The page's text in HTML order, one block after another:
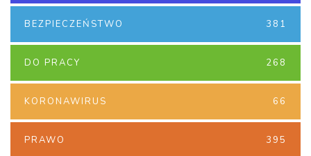
BEZPIECZEŃSTWO 381
DO PRACY 268
KORONAWIRUS 66
PRAWO 395